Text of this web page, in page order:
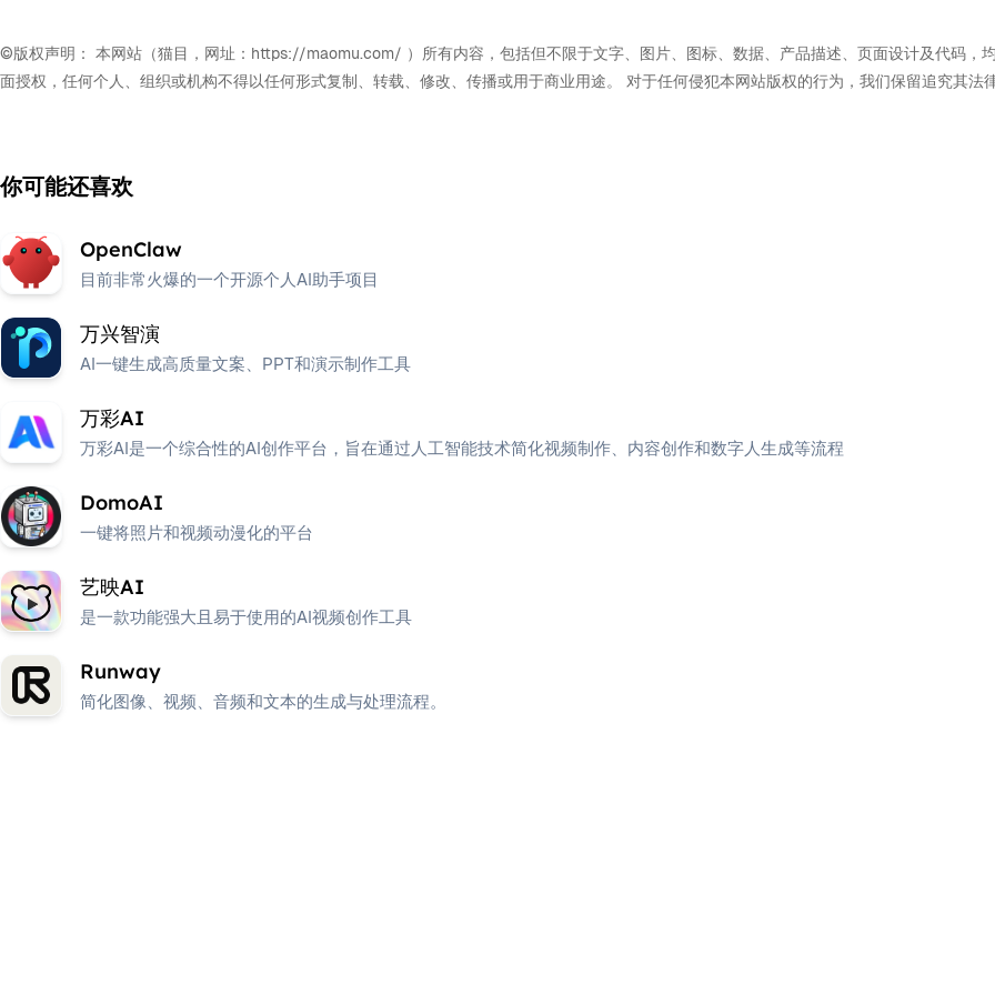
©版权声明： 本网站（猫目，网址：https://maomu.com/ ）所有内容，包括但不限于文字、图片、图标、数据、产品描述、页面设计及代码，
面授权，任何个人、组织或机构不得以任何形式复制、转载、修改、传播或用于商业用途。 对于任何侵犯本网站版权的行为，我们保留追究其
你可能还喜欢
OpenClaw
目前非常火爆的一个开源个人AI助手项目
万兴智演
AI一键生成高质量文案、PPT和演示制作工具
万彩AI
万彩AI是一个综合性的AI创作平台，旨在通过人工智能技术简化视频制作、内容创作和数字人生成等流程
DomoAI
一键将照片和视频动漫化的平台
艺映AI
是一款功能强大且易于使用的AI视频创作工具
Runway
简化图像、视频、音频和文本的生成与处理流程。